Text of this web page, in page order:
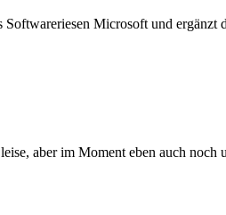
Microsoft und
aber im Moment eben auch